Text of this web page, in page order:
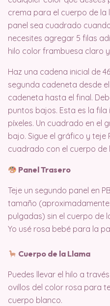
crema para el cuerpo de la
panel sea cuadrado
necesites agregar 5 filas
hilo color frambuesa claro
Haz una cadena inicial de
segunda cadeneta desde
cadeneta hasta el final.
puntos bajos. Esta es la
píxeles. Un cuadrado en el
bajo. Sigue el gráfico y teje
cuadrado con el cuerpo de
Panel Trasero
Teje un segundo panel en
tamaño (aproximadamente
pulgadas) sin el cuerpo de
Yo usé rosa bebé para la
Cuerpo de la Llama
Puedes llevar el hilo a
ovillos del color rosa para
cuerpo blanco.